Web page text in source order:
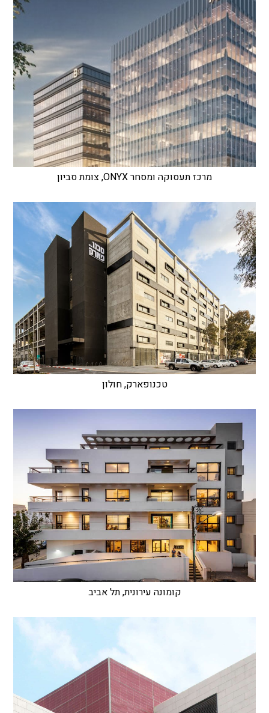
מרכז תעסוקה ומסחר ONYX, צומת סביון
טכנופארק, חולון
קומונה עירונית, תל אביב